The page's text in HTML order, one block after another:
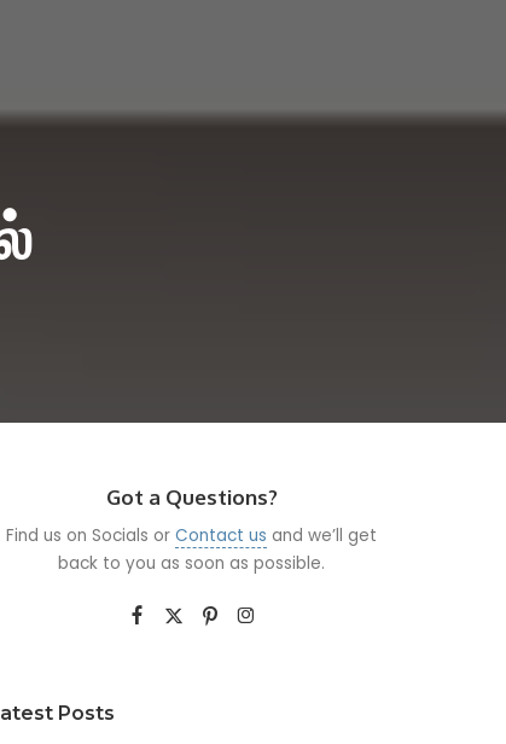
Got a Questions?
Find us on Socials orContact us and we’ll get
back to you as soon as possible.
Posts